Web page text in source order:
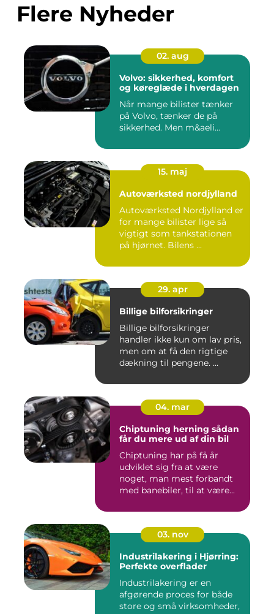
Flere Nyheder
02. aug
Volvo: sikkerhed, komfort
og køreglæde i hverdagen
Når mange bilister tænker
på Volvo, tænker de på
sikkerhed. Men m&aeli...
15. maj
Autoværksted nordjylland
Autoværksted Nordjylland er
for mange bilister lige så
vigtigt som tankstationen
på hjørnet. Bilens ...
29. apr
Billige bilforsikringer
Billige bilforsikringer
handler ikke kun om lav pris,
men om at få den rigtige
dækning til pengene. ...
04. mar
Chiptuning herning sådan
får du mere ud af din bil
Chiptuning har på få år
udviklet sig fra at være
noget, man mest forbandt
med banebiler, til at være...
03. nov
Industrilakering i Hjørring:
Perfekte overflader
Industrilakering er en
afgørende proces for både
store og små virksomheder,